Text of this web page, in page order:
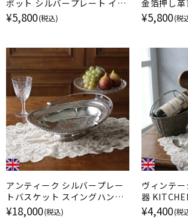
ポット シルバープレート イギ
リス
¥5,800(税込)
金箔押し
¥5,800(税
アンティーク シルバープレー
トバスケット スイングハンド
ル EPNS 銀メッキ イギリス
¥18,000(税込)
ヴィンテ
器
リス
¥4,400(税